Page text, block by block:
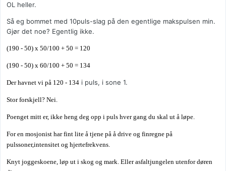
OL heller.
Så eg bommet med 10puls-slag på den egentlige makspulsen min.
Gjør det noe? Egentlig ikke.
(190 - 50) x 50/100 + 50 = 120
(190 - 50) x 60/100 + 50 = 134
Der havnet vi på 120 - 134 i puls, i sone 1.
Stor forskjell? Nei.
Poenget mitt er, ikke heng deg opp i puls hver gang du skal ut å løpe.
For en mosjonist har fint lite å tjene på å drive og finregne på
pulssoner,intensitet og hjertefrekvens.
Knyt joggeskoene, løp ut i skog og mark. Eller asfaltjungelen utenfor døren